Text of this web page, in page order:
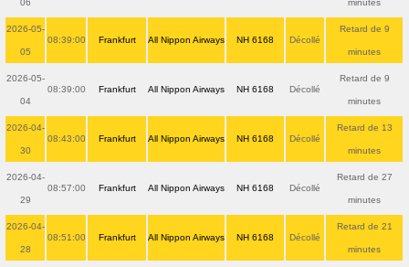
06 minutes
2026-05-
05
08:39:00 Frankfurt All Nippon Airways NH 6168 Décollé
Retard de 9
minutes
2026-05-
04
08:39:00 Frankfurt All Nippon Airways NH 6168 Décollé
Retard de 9
minutes
2026-04-
30
08:43:00 Frankfurt All Nippon Airways NH 6168 Décollé
Retard de 13
minutes
2026-04-
29
08:57:00 Frankfurt All Nippon Airways NH 6168 Décollé
Retard de 27
minutes
2026-04-
28
08:51:00 Frankfurt All Nippon Airways NH 6168 Décollé
Retard de 21
minutes